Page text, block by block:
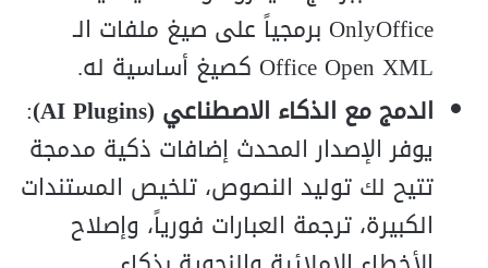
OnlyOffice برمجياً على صيغ ملفات الـ
Office Open XML كصيغ أساسية له.
الدمج مع الذكاء الاصطناعي (AI Plugins)
:
يوفر الإصدار المحدث إضافات ذكية مدمجة
تتيح لك توليد النصوص، تلخيص المستندات
الكبيرة، ترجمة العبارات فورياً، وإصلاح